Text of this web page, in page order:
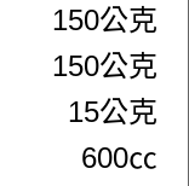
150公克
150公克
15公克
600㏄